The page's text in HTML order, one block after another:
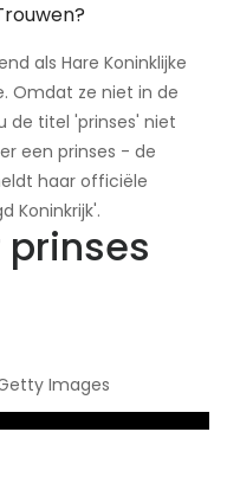
als Hare Koninklijke
Omdat ze niet in de
de titel 'prinses' niet
een prinses - de
haar officiële
Koninkrijk'.
prinses
Images